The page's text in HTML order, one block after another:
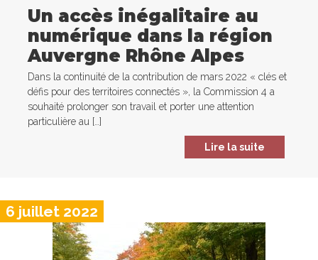
Un accès inégalitaire au
numérique dans la région
Auvergne Rhône Alpes
Dans la continuité de la contribution de mars 2022 « clés et
défis pour des territoires connectés », la Commission 4 a
souhaité prolonger son travail et porter une attention
particulière au […]
Lire la suite
6 juillet 2022